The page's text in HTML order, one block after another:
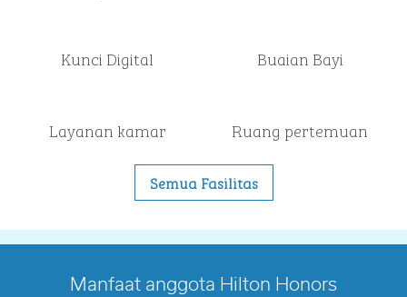
Kunci Digital Buaian Bayi
Layanan kamar Ruang pertemuan
Semua Fasilitas
Manfaat anggota Hilton Honors